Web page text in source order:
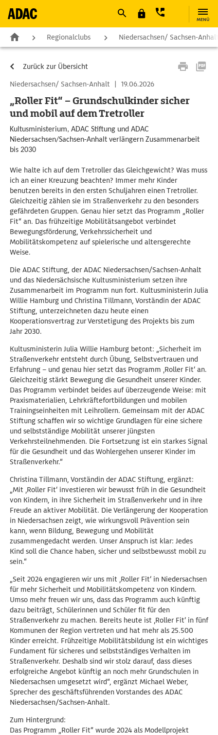
MENÜ
Regionalclubs Niedersachsen/ Sachsen-
Zurück zur Übersicht
Niedersachsen/ Sachsen-Anhalt
| 19.06.2026
„Roller Fit“ – Grundschulkinder sicher
und mobil auf dem Tretroller
Kultusministerium, ADAC Stiftung und ADAC
Niedersachsen/Sachsen-Anhalt verlängern Zusammenarbeit
bis 2030
Wie halte ich auf dem Tretroller das Gleichgewicht? Was muss
ich an einer Kreuzung beachten? Immer mehr Kinder
benutzen bereits in den ersten Schuljahren einen Tretroller.
Gleichzeitig zählen sie im Straßenverkehr zu den besonders
gefährdeten Gruppen. Genau hier setzt das Programm „Roller
Fit“ an. Das frühzeitige Mobilitätsangebot verbindet
Bewegungsförderung, Verkehrssicherheit und
Mobilitätskompetenz auf spielerische und altersgerechte
Weise.
Die ADAC Stiftung, der ADAC Niedersachsen/Sachsen-Anhalt
und das Niedersächsische Kultusministerium setzen ihre
Zusammenarbeit im Programm nun fort. Kultusministerin Julia
Willie Hamburg und Christina Tillmann, Vorständin der ADAC
Stiftung, unterzeichneten dazu heute einen
Kooperationsvertrag zur Verstetigung des Projekts bis zum
Jahr 2030.
Kultusministerin Julia Willie Hamburg betont: „Sicherheit im
Straßenverkehr entsteht durch Übung, Selbstvertrauen und
Erfahrung – und genau hier setzt das Programm ‚Roller Fit‘ an.
Gleichzeitig stärkt Bewegung die Gesundheit unserer Kinder.
Das Programm verbindet beides auf überzeugende Weise: mit
Praxismaterialien, Lehrkräftefortbildungen und mobilen
Trainingseinheiten mit Leihrollern. Gemeinsam mit der ADAC
Stiftung schaffen wir so wichtige Grundlagen für eine sichere
und selbstständige Mobilität unserer jüngsten
Verkehrsteilnehmenden. Die Fortsetzung ist ein starkes Signal
für die Gesundheit und das Wohlergehen unserer Kinder im
Straßenverkehr.“
Christina Tillmann, Vorständin der ADAC Stiftung, ergänzt:
„Mit ‚Roller Fit‘ investieren wir bewusst früh in die Gesundheit
von Kindern, in ihre Sicherheit im Straßenverkehr und in ihre
Freude an aktiver Mobilität. Die Verlängerung der Kooperation
in Niedersachsen zeigt, wie wirkungsvoll Prävention sein
kann, wenn Bildung, Bewegung und Mobilität
zusammengedacht werden. Unser Anspruch ist klar: Jedes
Kind soll die Chance haben, sicher und selbstbewusst mobil zu
sein.“
„Seit 2024 engagieren wir uns mit ‚Roller Fit‘ in Niedersachsen
für mehr Sicherheit und Mobilitätskompetenz von Kindern.
Umso mehr freuen wir uns, dass das Programm auch künftig
dazu beiträgt, Schülerinnen und Schüler fit für den
Straßenverkehr zu machen. Bereits heute ist ‚Roller Fit‘ in fünf
Kommunen der Region vertreten und hat mehr als 25.500
Kinder erreicht. Frühzeitige Mobilitätsbildung ist ein wichtiges
Fundament für sicheres und selbstständiges Verhalten im
Straßenverkehr. Deshalb sind wir stolz darauf, dass dieses
erfolgreiche Angebot künftig an noch mehr Grundschulen in
Niedersachsen umgesetzt wird“, ergänzt Michael Weber,
Sprecher des geschäftsführenden Vorstandes des ADAC
Niedersachsen/Sachsen-Anhalt.
Zum Hintergrund:
Das Programm „Roller Fit“ wurde 2024 als Modellprojekt